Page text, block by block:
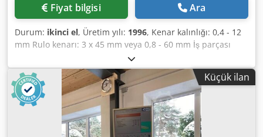
Fiyat bilgisi Ara
Durum: ikinci el, Üretim yılı: 1996, Kenar kalınlığı: 0,4 - 12
mm Rulo kenarı: 3 x 45 mm veya 0,8 - 60 mm İş parçası
genişliği min.: 65 mm İş parçası uzunluğu min.: 160 mm İş
parçası kalınlığı: 10 - 55 mm Besleme: 13 m/dak Ön
frezeleme (birleştirme) Tutkal kabı Hızlı eriyen Yapıştırma
parçası Kesme Düz frezeleme Pahlı frezeleme Yarıçaplı
frezeleme Köşe kopyalama Düz kazıyıcı Parlatma ünitesi
Makine boyutları: 7450 x 1220 x 2400 mm Ağırlık: 3000 kg
Depolama yeri: Nattheim Cedsvvkd Tspfx Aqijha
Küçük ilan